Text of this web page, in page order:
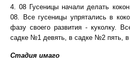
4. 08 Гусеницы начали делать
08. Все гусеницы упрятались в
фазу своего развития - куколку.
садке №1 девять, в садке №2 пять,
Стадия имаго